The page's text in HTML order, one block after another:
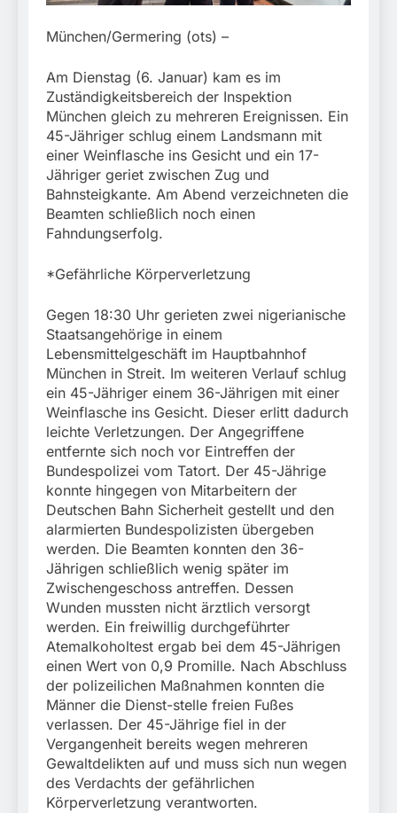
führt zur Sicherstellung
unversteuerter Zigaretten
und Einleitung eines
Grenze
stellt Auto sicher
München/Germering (ots) –
Am Dienstag (6. Januar) kam es im
Zuständigkeitsbereich der Inspektion
München gleich zu mehreren Ereignissen. Ein
45-Jähriger schlug einem Landsmann mit
einer Weinflasche ins Gesicht und ein 17-
Jähriger geriet zwischen Zug und
Bahnsteigkante. Am Abend verzeichneten die
Beamten schließlich noch einen
Fahndungserfolg.
*Gefährliche Körperverletzung
Gegen 18:30 Uhr gerieten zwei nigerianische
Staatsangehörige in einem
Lebensmittelgeschäft im Hauptbahnhof
München in Streit. Im weiteren Verlauf schlug
ein 45-Jähriger einem 36-Jährigen mit einer
Weinflasche ins Gesicht. Dieser erlitt dadurch
leichte Verletzungen. Der Angegriffene
entfernte sich noch vor Eintreffen der
Bundespolizei vom Tatort. Der 45-Jährige
konnte hingegen von Mitarbeitern der
Deutschen Bahn Sicherheit gestellt und den
alarmierten Bundespolizisten übergeben
werden. Die Beamten konnten den 36-
Jährigen schließlich wenig später im
Zwischengeschoss antreffen. Dessen
Wunden mussten nicht ärztlich versorgt
werden. Ein freiwillig durchgeführter
Atemalkoholtest ergab bei dem 45-Jährigen
einen Wert von 0,9 Promille. Nach Abschluss
der polizeilichen Maßnahmen konnten die
Männer die Dienst-stelle freien Fußes
verlassen. Der 45-Jährige fiel in der
Vergangenheit bereits wegen mehreren
Gewaltdelikten auf und muss sich nun wegen
des Verdachts der gefährlichen
Körperverletzung verantworten.